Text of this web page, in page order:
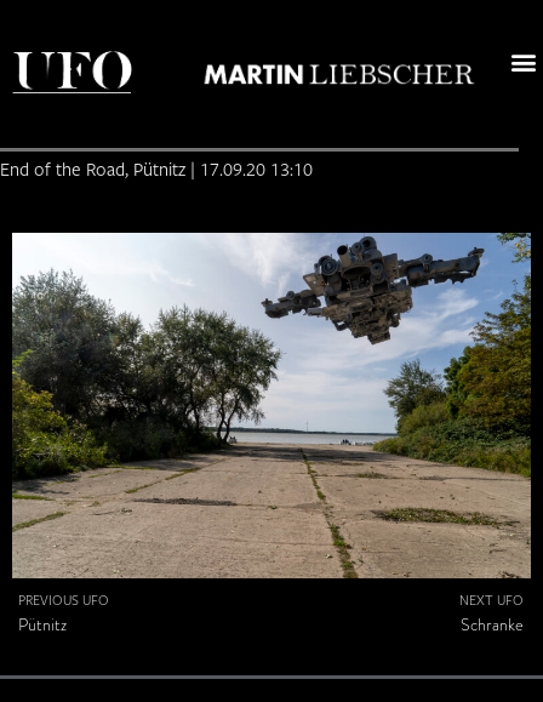
News>Ufo>
End of the Road, Pütnitz | 17.09.20 13:10
PREVIOUS UFO
Pütnitz
NEXT UFO
Schranke